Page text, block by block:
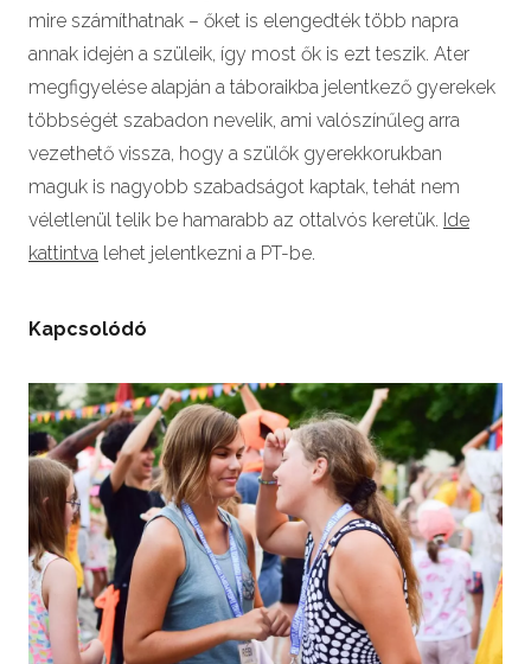
mire számíthatnak – őket is elengedték több napra
annak idején a szüleik, így most ők is ezt teszik. Ater
megfigyelése alapján a táboraikba jelentkező gyerekek
többségét szabadon nevelik, ami valószínűleg arra
vezethető vissza, hogy a szülők gyerekkorukban
maguk is nagyobb szabadságot kaptak, tehát nem
véletlenül telik be hamarabb az ottalvós keretük. Ide
kattintva lehet jelentkezni a PT-be.
Kapcsolódó